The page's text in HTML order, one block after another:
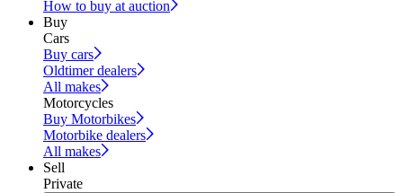
How to buy at auction
Buy
Cars
Buy cars
Oldtimer dealers
All makes
Motorcycles
Buy Motorbikes
Motorbike dealers
All makes
Sell
Private